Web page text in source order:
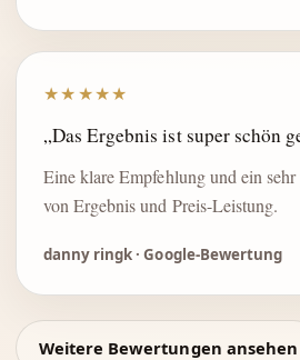
★★★★★
„Das Ergebnis ist super schön
Eine klare Empfehlung und ein
von Ergebnis und Preis-Leistung.
danny ringk · Google-Bewertung
Weitere Bewertungen ansehen